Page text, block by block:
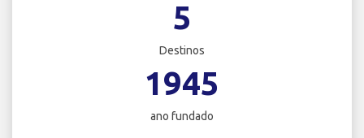
5
Destinos
1945
ano fundado